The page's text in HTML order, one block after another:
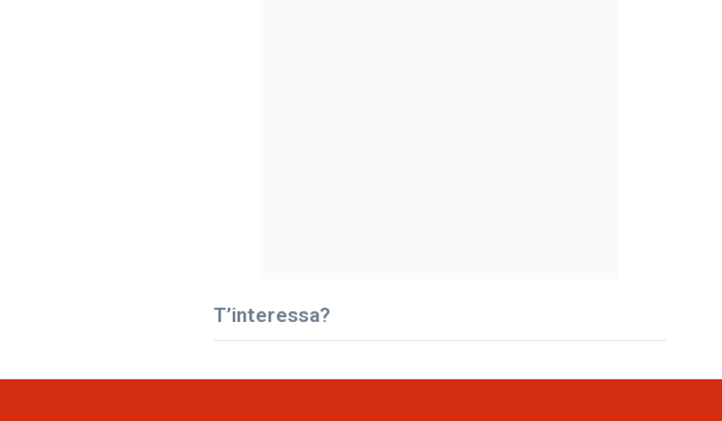
T’interessa?